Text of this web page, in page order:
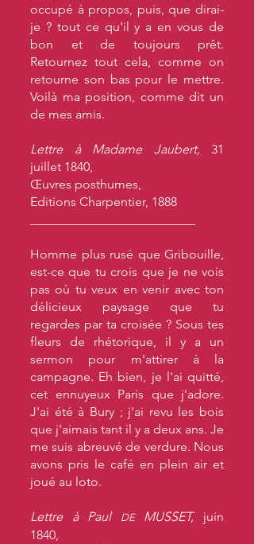
occupé à propos, puis, que dirai-
je ? tout ce qu'il y a en vous de
bon et de toujours prêt.
Retournez tout cela, comme on
retourne son bas pour le mettre.
Voilà ma position, comme dit un
de mes amis.
Lettre à Madame Jaubert, 31
juillet 1840,
Œuvres posthumes,
Editions Charpentier, 1888
Homme plus rusé que Gribouille,
est-ce que tu crois que je ne vois
pas où tu veux en venir avec ton
délicieux paysage que tu
regardes par ta croisée ? Sous tes
fleurs de rhétorique, il y a un
sermon pour m'attirer à la
campagne. Eh bien, je l'ai quitté,
cet ennuyeux Paris que j'adore.
J'ai été à Bury ; j'ai revu les bois
que j'aimais tant il y a deux ans. Je
me suis abreuvé de verdure. Nous
avons pris le café en plein air et
joué au loto.
Lettre à Paul DEMUSSET, juin
1840,